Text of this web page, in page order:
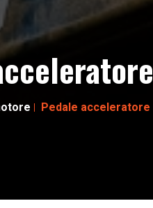
Pedale acceleratore